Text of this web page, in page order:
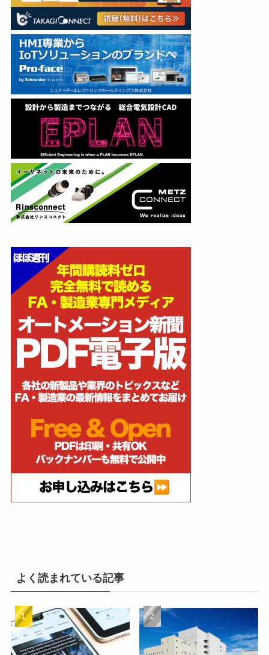
よく読まれている記事